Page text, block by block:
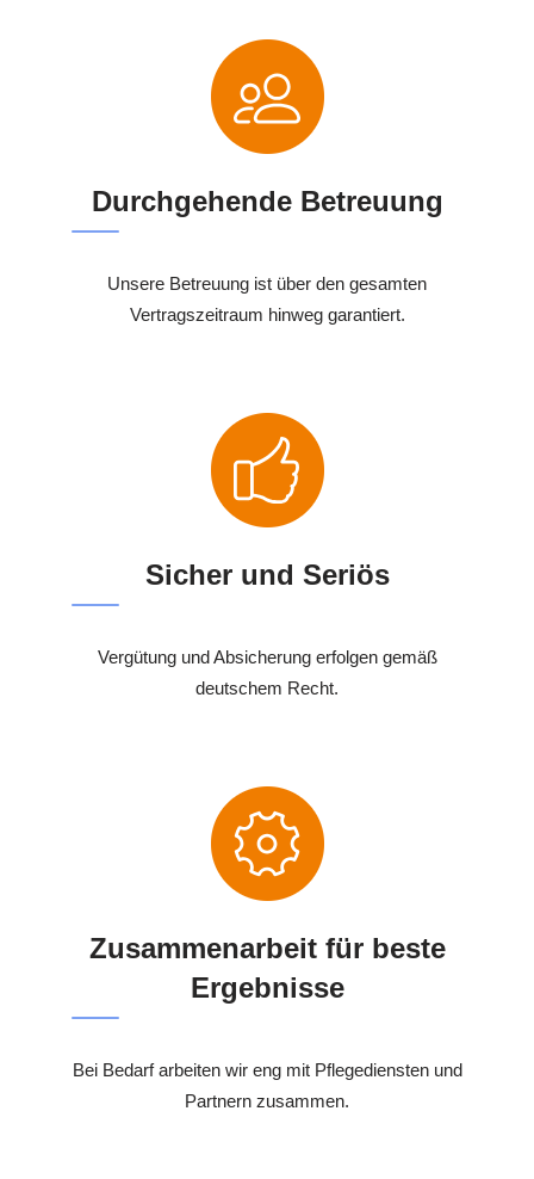
Durchgehende Betreuung
Unsere Betreuung ist über den gesamten
Vertragszeitraum hinweg garantiert.
Sicher und Seriös
Vergütung und Absicherung erfolgen gemäß
deutschem Recht.
Zusammenarbeit für beste
Ergebnisse
Bei Bedarf arbeiten wir eng mit Pflegediensten und
Partnern zusammen.